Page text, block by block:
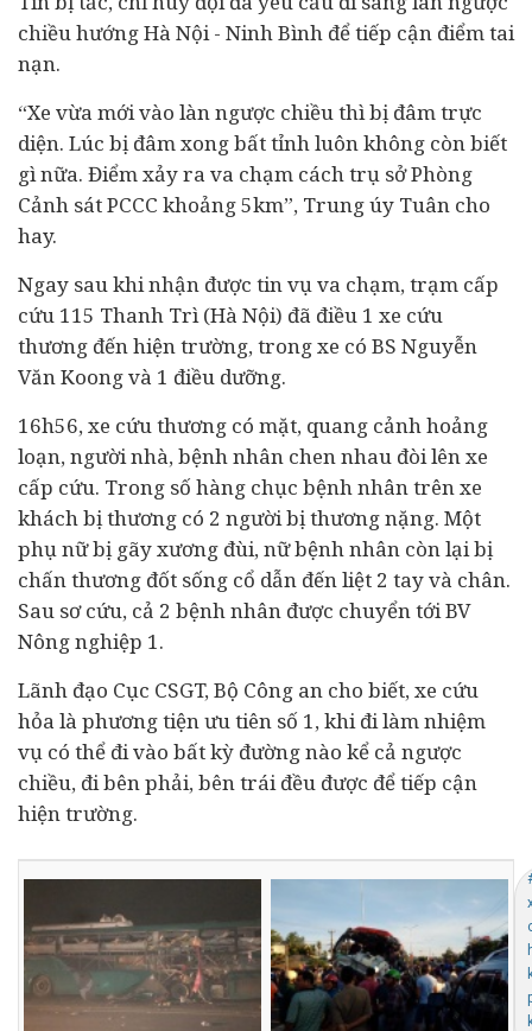
chiều hướng Hà Nội - Ninh Bình để tiếp cận điểm tai
nạn.
“Xe vừa mới vào làn ngược chiều thì bị đâm trực
diện. Lúc bị đâm xong bất tỉnh luôn không còn biết
gì nữa. Điểm xảy ra va chạm cách trụ sở Phòng
Cảnh sát PCCC khoảng 5km”, Trung úy Tuân cho
hay.
Ngay sau khi nhận được tin vụ va chạm, trạm cấp
cứu 115 Thanh Trì (Hà Nội) đã điều 1 xe cứu
thương đến hiện trường, trong xe có BS Nguyễn
Văn Koong và 1 điều dưỡng.
16h56, xe cứu thương có mặt, quang cảnh hoảng
loạn, người nhà, bệnh nhân chen nhau đòi lên xe
cấp cứu. Trong số hàng chục bệnh nhân trên xe
khách bị thương có 2 người bị thương nặng. Một
phụ nữ bị gãy xương đùi, nữ bệnh nhân còn lại bị
chấn thương đốt sống cổ dẫn đến liệt 2 tay và chân.
Sau sơ cứu, cả 2 bệnh nhân được chuyển tới BV
Nông nghiệp 1.
Lãnh đạo Cục CSGT, Bộ Công an cho biết, xe cứu
hỏa là phương tiện ưu tiên số 1, khi đi làm nhiệm
vụ có thể đi vào bất kỳ đường nào kể cả ngược
chiều, đi bên phải, bên trái đều được để tiếp cận
hiện trường.